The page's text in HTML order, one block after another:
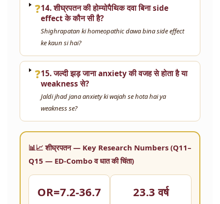
❓14. शीघ्रपतन की होम्योपैथिक दवा बिना side
effect के कौन सी है?
Shighrapatan ki homeopathic dawa bina side effect
ke kaun si hai?
❓15. जल्दी झड़ जाना anxiety की वजह से होता है या
weakness से?
Jaldi jhad jana anxiety ki wajah se hota hai ya
weakness se?
📊📈 शीघ्रपतन — Key Research Numbers (Q11–
Q15 — ED-Combo व धात की चिंता)
OR=7.2-36.7 23.3 वर्ष